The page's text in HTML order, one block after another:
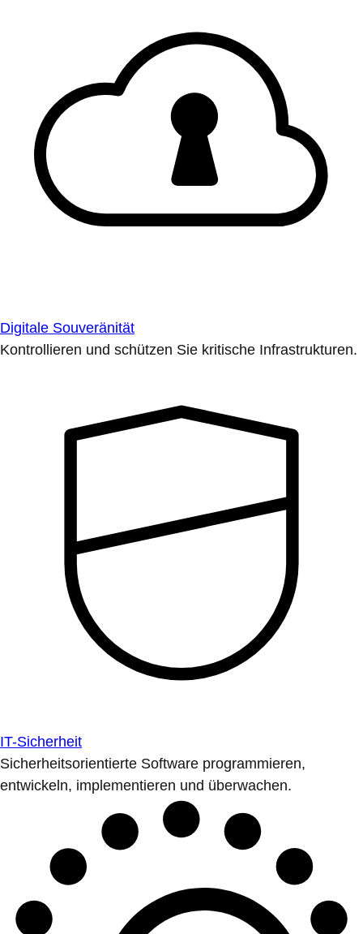
Digitale Souveränität
Kontrollieren und schützen Sie kritische Infrastrukturen.
IT-Sicherheit
Sicherheitsorientierte Software programmieren,
entwickeln, implementieren und überwachen.